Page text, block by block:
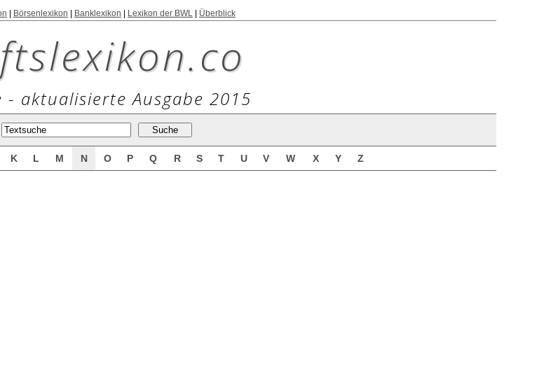
Börsenlexikon Banklexikon Lexikon der BWL Überblick
aktualisierte Ausgabe 2015
K L M N O P Q R S T U V W X Y Z